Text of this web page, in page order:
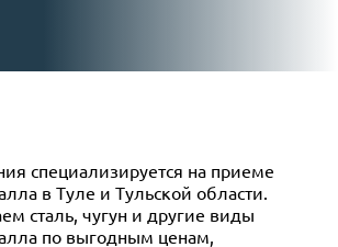
специализируется на приеме
в Туле и Тульской области.
сталь, чугун и другие виды
по выгодным ценам,